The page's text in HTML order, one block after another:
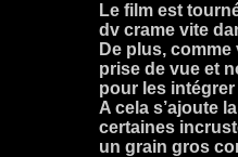
Le film est
dv crame vite
De plus,
prise de vue et
pour les
A cela s’ajoute
certaines
un grain gros